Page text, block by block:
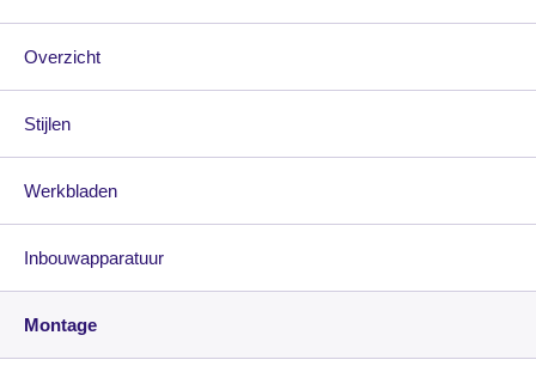
Overzicht
Stijlen
Werkbladen
Inbouwapparatuur
Montage